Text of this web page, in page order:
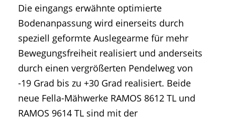
Die eingangs erwähnte optimierte
Bodenanpassung wird einerseits durch
speziell geformte Auslegearme für mehr
Bewegungsfreiheit realisiert und anderseits
durch einen vergrößerten Pendelweg von
-19 Grad bis zu +30 Grad realisiert. Beide
neue Fella-Mähwerke RAMOS 8612 TL und
RAMOS 9614 TL sind mit der